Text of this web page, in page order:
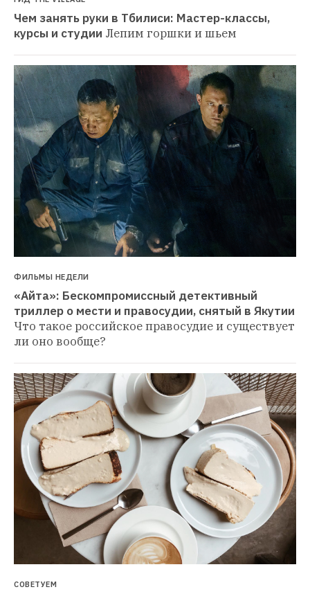
Чем занять руки в Тбилиси: Мастер-классы,
курсы и студии Лепим горшки и шьем
ФИЛЬМЫ НЕДЕЛИ
«Айта»: Бескомпромиссный детективный
триллер о мести и правосудии, снятый в Якутии
Что такое российское правосудие и существует
ли оно вообще?
СОВЕТУЕМ